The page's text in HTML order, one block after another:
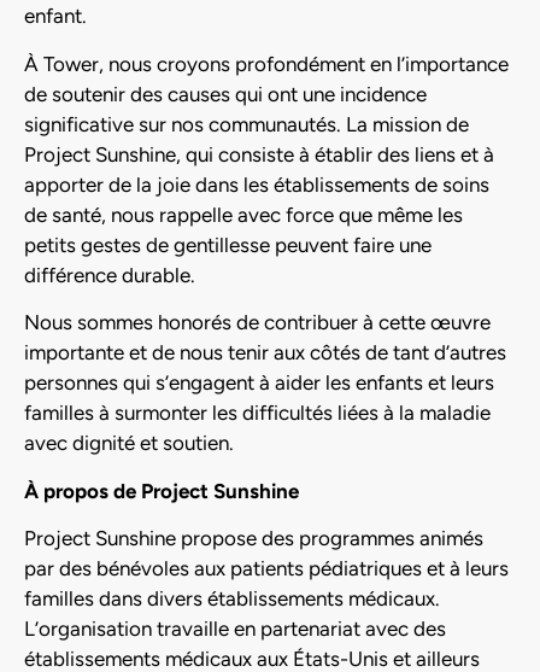
enfant.
À Tower, nous croyons profondément en l’importance
de soutenir des causes qui ont une incidence
significative sur nos communautés. La mission de
Project Sunshine, qui consiste à établir des liens et à
apporter de la joie dans les établissements de soins
de santé, nous rappelle avec force que même les
petits gestes de gentillesse peuvent faire une
différence durable.
Nous sommes honorés de contribuer à cette œuvre
importante et de nous tenir aux côtés de tant d’autres
personnes qui s’engagent à aider les enfants et leurs
familles à surmonter les difficultés liées à la maladie
avec dignité et soutien.
À propos de Project Sunshine
Project Sunshine propose des programmes animés
par des bénévoles aux patients pédiatriques et à leurs
familles dans divers établissements médicaux.
L’organisation travaille en partenariat avec des
établissements médicaux aux États-Unis et ailleurs